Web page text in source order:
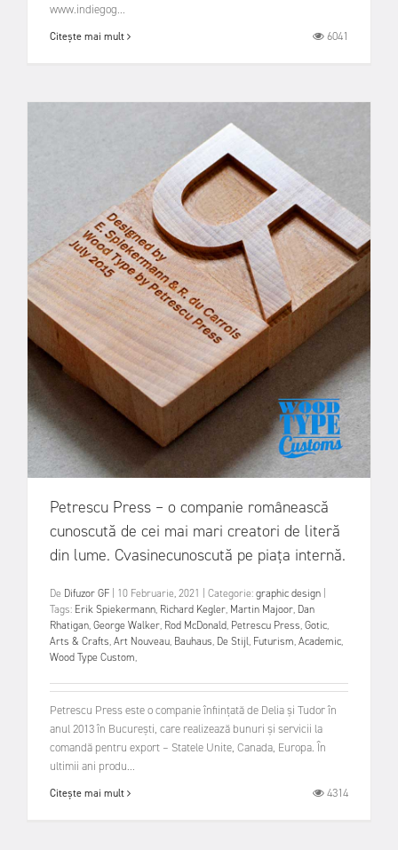
www.indiegog...
Citește mai mult 6041
Petrescu Press – o companie românească
cunoscută de cei mai mari creatori de literă
din lume. Cvasinecunoscută pe piața internă.
De Difuzor GF 10 Februarie, 2021 Categorie:graphic design
Tags: Erik Spiekermann, Richard Kegler, Martin Majoor, Dan
Rhatigan,George Walker, Rod McDonald, Petrescu Press,Gotic,
Arts & Crafts,Art Nouveau, Bauhaus, De Stijl, Futurism,Academic,
Wood Type Custom,
Petrescu Press este o companie înființată de Delia și Tudor în
anul 2013 în Bucureşti, care realizează bunuri şi servicii la
comandă pentru export – Statele Unite, Canada, Europa. În
ultimii ani produ...
Citește mai mult 4314